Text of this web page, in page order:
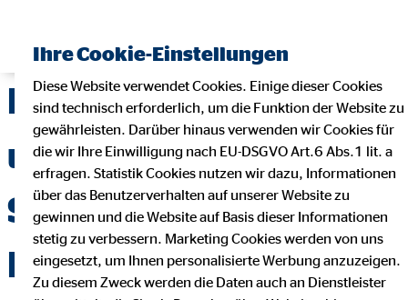
Runter vom Bürostuhl
und rein in die
Sportschuhe – für die
Kinder der Villa
Ihre Cookie-Einstellungen
Diese Website verwendet Cookies. Einige dieser Cookies
sind technisch erforderlich, um die Funktion der Website zu
gewährleisten. Darüber hinaus verwenden wir Cookies für
die wir Ihre Einwilligung nach EU-DSGVO Art.6 Abs.1 lit. a
erfragen. Statistik Cookies nutzen wir dazu, Informationen
über das Benutzerverhalten auf unserer Website zu
gewinnen und die Website auf Basis dieser Informationen
stetig zu verbessern. Marketing Cookies werden von uns
eingesetzt, um Ihnen personalisierte Werbung anzuzeigen.
Zu diesem Zweck werden die Daten auch an Dienstleister